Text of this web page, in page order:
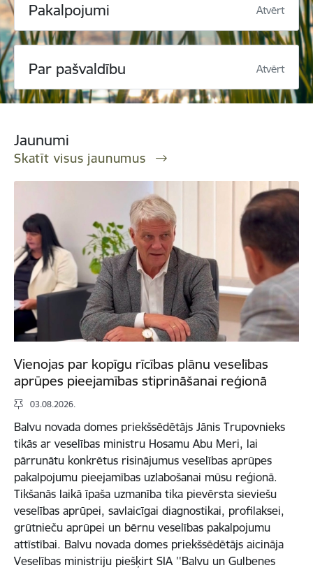
Pakalpojumi Atvērt
Par pašvaldību Atvērt
Jaunumi
Skatīt visus jaunumus
Vienojas par kopīgu rīcības plānu veselības
aprūpes pieejamības stiprināšanai reģionā
03.08.2026.
Balvu novada domes priekšsēdētājs Jānis Trupovnieks
tikās ar veselības ministru Hosamu Abu Meri, lai
pārrunātu konkrētus risinājumus veselības aprūpes
pakalpojumu pieejamības uzlabošanai mūsu reģionā.
Tikšanās laikā īpaša uzmanība tika pievērsta sieviešu
veselības aprūpei, savlaicīgai diagnostikai, profilaksei,
grūtnieču aprūpei un bērnu veselības pakalpojumu
attīstībai. Balvu novada domes priekšsēdētājs aicināja
Veselības ministriju piešķirt SIA ''Balvu un Gulbenes